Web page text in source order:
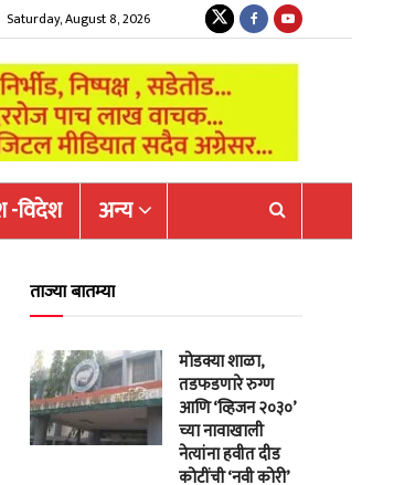
Saturday, August 8, 2026
-विदेश अन्य
ताज्या बातम्या
मोडक्या शाळा,
तडफडणारे रुग्ण
आणि ‘व्हिजन २०३०’
च्या नावाखाली
नेत्यांना हवीत दीड
कोटींची ‘नवी कोरी’